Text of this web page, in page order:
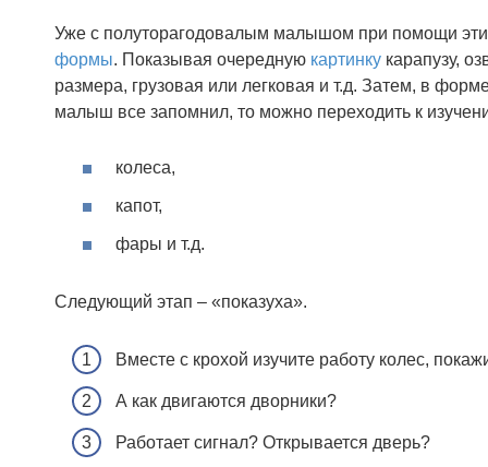
Уже с полуторагодовалым малышом при помощи
формы. Показывая очередную картинку карапузу,
размера, грузовая или легковая и т.д. Затем, в
малыш все запомнил, то можно переходить к
колеса,
капот,
фары и т.д.
Следующий этап – «показуха».
Вместе с крохой изучите работу колес,
А как двигаются дворники?
Работает сигнал? Открывается дверь?